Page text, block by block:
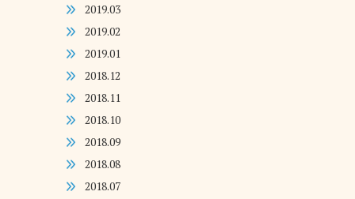
2019.03
2019.02
2019.01
2018.12
2018.11
2018.10
2018.09
2018.08
2018.07